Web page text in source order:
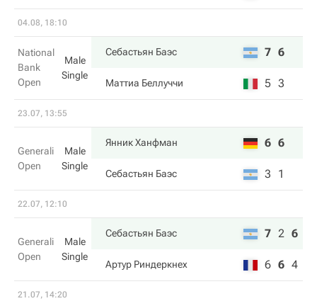
04.08, 18:10
National
Bank
Open
Male
Single
Себастьян Баэс 7 6
Маттиа Беллуччи 5 3
23.07, 13:55
Generali
Open
Male
Single
Янник Ханфман 6 6
Себастьян Баэс 3 1
22.07, 12:10
Generali
Open
Male
Single
Себастьян Баэс 7 2 6
Артур Риндеркнех 6 6 4
21.07, 14:20